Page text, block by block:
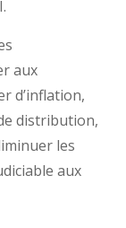
aux
d’inflation,
distribution,
les
aux